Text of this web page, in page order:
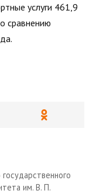
услуги 461,9
сравнению
им. В. П.